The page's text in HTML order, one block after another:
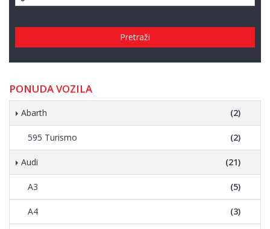
Pretraži
PONUDA VOZILA
Abarth (2)
595 Turismo (2)
Audi (21)
A3 (5)
A4 (3)